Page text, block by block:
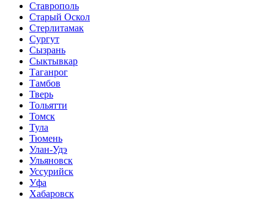
Ставрополь
Старый Оскол
Стерлитамак
Сургут
Сызрань
Сыктывкар
Таганрог
Тамбов
Тверь
Тольятти
Томск
Тула
Тюмень
Улан-Удэ
Ульяновск
Уссурийск
Уфа
Хабаровск